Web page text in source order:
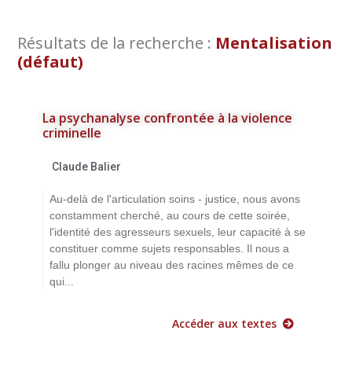
Résultats de la recherche : Mentalisation
(défaut)
La psychanalyse confrontée à la violence
criminelle
Claude Balier
Au-delà de l'articulation soins - justice, nous avons
constamment cherché, au cours de cette soirée,
l'identité des agresseurs sexuels, leur capacité à se
constituer comme sujets responsables. Il nous a
fallu plonger au niveau des racines mêmes de ce
qui...
Accéder aux textes